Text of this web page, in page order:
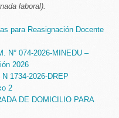
laboral).
para Reasignación Docente
N° 074-2026-MINEDU –
2026
N 1734-2026-DREP
2
DE DOMICILIO PARA